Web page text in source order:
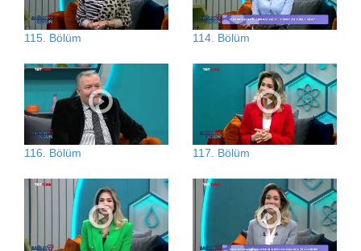
115. Bölüm 114. Bölüm
116. Bölüm 117. Bölüm